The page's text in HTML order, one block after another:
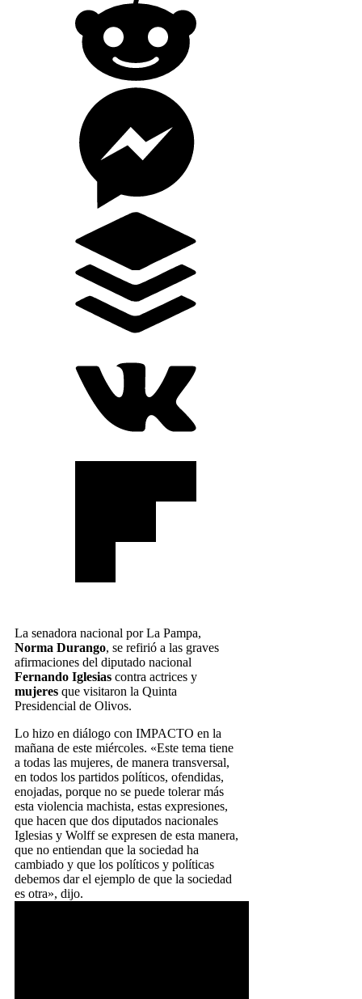
La senadora nacional por La Pampa,
Norma Durango, se refirió a las graves
afirmaciones del diputado nacional
Fernando Iglesias contra actrices y
mujeres que visitaron la Quinta
Presidencial de Olivos.
Lo hizo en diálogo con IMPACTO en la
mañana de este miércoles. «Este tema tiene
a todas las mujeres, de manera transversal,
en todos los partidos políticos, ofendidas,
enojadas, porque no se puede tolerar más
esta violencia machista, estas expresiones,
que hacen que dos diputados nacionales
Iglesias y Wolff se expresen de esta manera,
que no entiendan que la sociedad ha
cambiado y que los políticos y políticas
debemos dar el ejemplo de que la sociedad
es otra», dijo.